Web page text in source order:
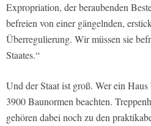
Expropriation, der beraubenden
befreien von einer gängelnden,
Überregulierung. Wir müssen sie
Staates.“
Und der Staat ist groß. Wer ein
3900 Baunormen beachten.
gehören dabei noch zu den